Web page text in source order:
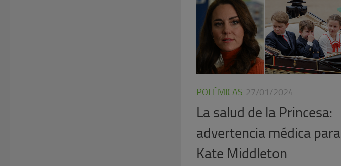
POLÉMICAS 27/01/2024
La salud de la Princesa:
advertencia médica para
Kate Middleton